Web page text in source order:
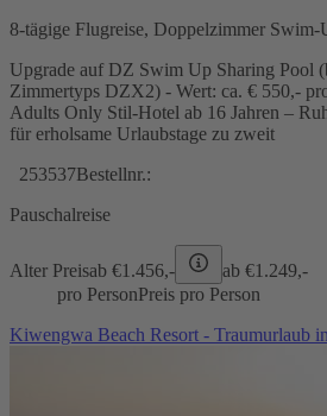
8-tägige Flugreise, Doppelzimmer
Upgrade auf DZ Swim Up Sharing Pool
Zimmertyps DZX2) - Wert: ca. € 550,-
Adults Only Stil-Hotel ab 16 Jahren –
für erholsame Urlaubstage zu zweit
253537Bestellnr.:
Pauschalreise
Alter Preisab €1.456,- ab €1.249,-
pro PersonPreis pro Person
Kiwengwa Beach Resort - Traumurlaub